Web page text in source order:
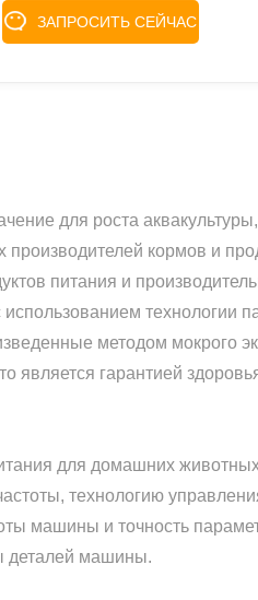
ЗАПРОСИТЬ СЕЙЧАС
для роста
производителей кормов и
питания и
технологии
методом мокрого
является гарантией
для домашних
технологию
машины и точность
деталей машины.